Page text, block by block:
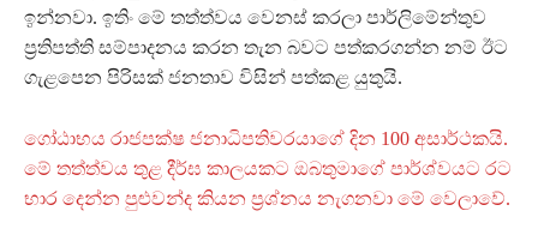
ඉන්නවා. ඉතිං මේ තත්ත්වය වෙනස් කරලා පාර්ලිමේන්තුව
ප‍්‍රතිපත්ති සම්පාදනය කරන තැන බවට පත්කරගන්න නම් ඊට
ගැළපෙන පිරිසක් ජනතාව විසින් පත්කළ යුතුයි.
ගෝඨාභය රාජපක්ෂ ජනාධිපතිවරයාගේ දින 100 අසාර්ථකයි.
මේ තත්ත්වය තුළ දීර්ඝ කාලයකට ඔබතුමාගේ පාර්ශ්වයට රට
භාර දෙන්න පුළුවන්ද කියන ප‍්‍රශ්නය නැගනවා මේ වෙලාවේ.